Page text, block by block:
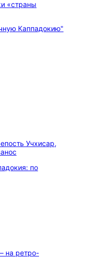
«страны
Учхисар,
на ретро-